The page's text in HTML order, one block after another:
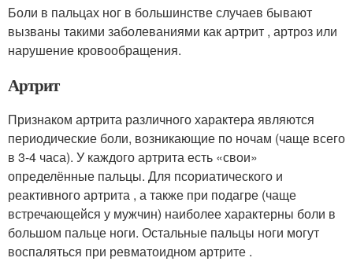
Боли в пальцах ног в большинстве случаев бывают
вызваны такими заболеваниями как артрит , артроз или
нарушение кровообращения.
Артрит
Признаком артрита различного характера являются
периодические боли, возникающие по ночам (чаще всего
в 3-4 часа). У каждого артрита есть «свои»
определённые пальцы. Для псориатического и
реактивного артрита , а также при подагре (чаще
встречающейся у мужчин) наиболее характерны боли в
большом пальце ноги. Остальные пальцы ноги могут
воспаляться при ревматоидном артрите .